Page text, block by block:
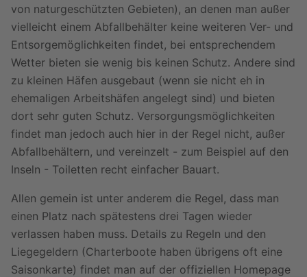
von naturgeschützten Gebieten), an denen man außer
vielleicht einem Abfallbehälter keine weiteren Ver- und
Entsorgemöglichkeiten findet, bei entsprechendem
Wetter bieten sie wenig bis keinen Schutz. Andere sind
zu kleinen Häfen ausgebaut (wenn sie nicht eh in
ehemaligen Arbeitshäfen angelegt sind) und bieten
dort sehr guten Schutz. Versorgungsmöglichkeiten
findet man jedoch auch hier in der Regel nicht, außer
Abfallbehältern, und vereinzelt - zum Beispiel auf den
Inseln - Toiletten recht einfacher Bauart.
Allen gemein ist unter anderem die Regel, dass man
einen Platz nach spätestens drei Tagen wieder
verlassen haben muss. Details zu Regeln und den
Liegegeldern (Charterboote haben übrigens oft eine
Saisonkarte) findet man auf der offiziellen Homepage